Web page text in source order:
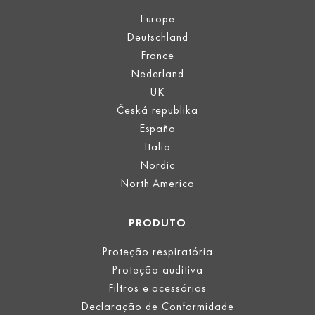
Europe
Deutschland
France
Nederland
UK
Česká republika
España
Italia
Nordic
North America
PRODUTO
Proteção respiratória
Proteção auditiva
Filtros e acessórios
Declaração de Conformidade